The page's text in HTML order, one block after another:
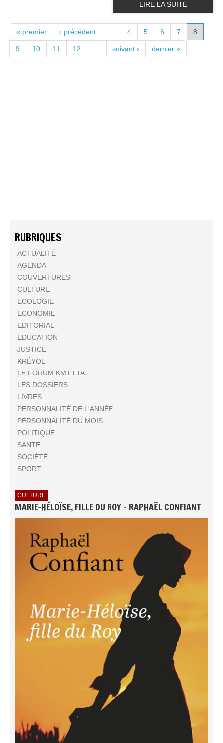
LIRE LA SUITE
PAGES
« premier ‹ précédent 4 5 6 7 8
9 10 11 12 suivant › dernier »
RUBRIQUES
ACTUALITÉ
AGENDA
COUVERTURES
CULTURE
ECOLOGIE
ECONOMIE
EDITORIAL
EDUCATION
JUSTICE
KRÉYOL
LE FORUM KMT LTA
LES DOSSIERS
LIVRES
PERSONNALITÉ DE L'ANNÉE
PERSONNALITÉ DU MOIS
POLITIQUE
SANTÉ
SOCIÉTÉ
SPORT
CULTURE
MARIE-HÉLOÏSE, FILLE DU ROY - RAPHAËL CONFIANT